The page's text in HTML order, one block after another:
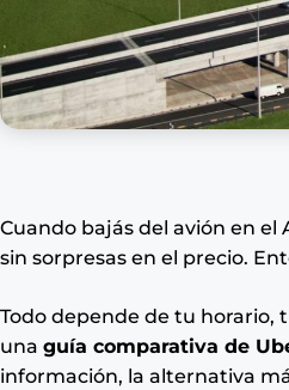
Cuando bajás del avión en
sin sorpresas en el precio.
Todo depende de tu horario,
una guía comparativa de
información, la alternativa